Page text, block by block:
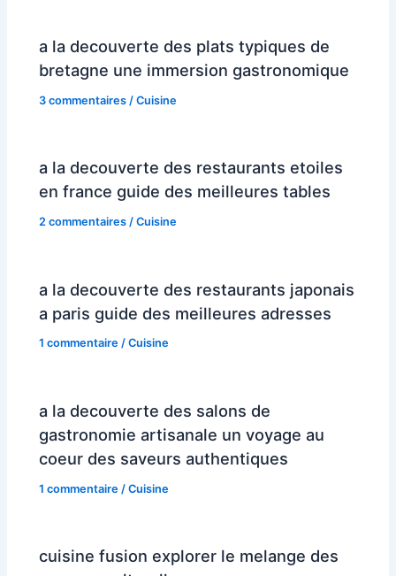
a la decouverte des plats typiques de
bretagne une immersion gastronomique
3 commentaires /Cuisine
a la decouverte des restaurants etoiles
en france guide des meilleures tables
2 commentaires /Cuisine
a la decouverte des restaurants japonais
a paris guide des meilleures adresses
1 commentaire /Cuisine
a la decouverte des salons de
gastronomie artisanale un voyage au
coeur des saveurs authentiques
1 commentaire /Cuisine
cuisine fusion explorer le melange des